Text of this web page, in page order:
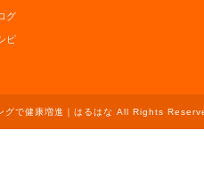
グ
ピ
で健康増進｜はるはな All Rights